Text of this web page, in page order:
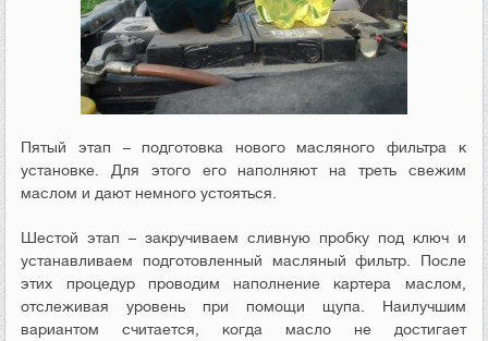
Пятый этап – подготовка нового масляного фильтра к
установке. Для этого его наполняют на треть свежим
маслом и дают немного устояться.
Шестой этап – закручиваем сливную пробку под ключ и
устанавливаем подготовленный масляный фильтр. После
этих процедур проводим наполнение картера маслом,
отслеживая уровень при помощи щупа. Наилучшим
вариантом считается, когда масло не достигает